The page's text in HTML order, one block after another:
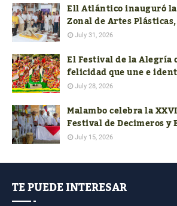
Ell Atlántico inauguró
Zonal de Artes
el talento artístico del
July 31, 2026
El Festival de la Alegría
felicidad que une e
colombiano
July 28, 2026
Malambo celebra la
Festival de Decimeros y
Cumbia de la Región
July 15, 2026
TE PUEDE INTERESAR